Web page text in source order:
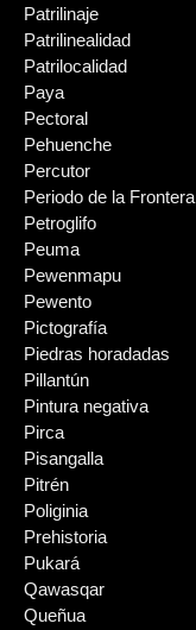
Patrilinaje
Patrilinealidad
Patrilocalidad
Paya
Pectoral
Pehuenche
Percutor
Periodo de la Frontera
Petroglifo
Peuma
Pewenmapu
Pewento
Pictografía
Piedras horadadas
Pillantún
Pintura negativa
Pirca
Pisangalla
Pitrén
Poliginia
Prehistoria
Pukará
Qawasqar
Queñua